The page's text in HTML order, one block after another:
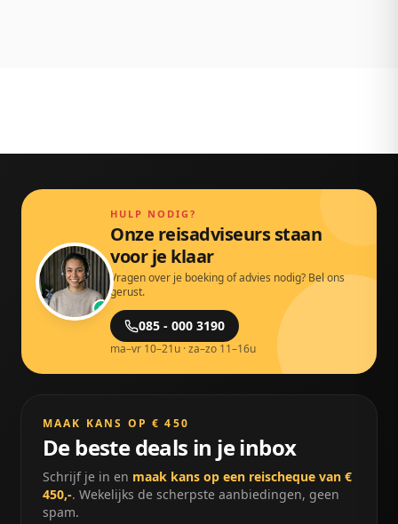
HULP NODIG?
Onze reisadviseurs staan
voor je klaar
Vragen over je boeking of advies nodig? Bel ons
gerust.
085 - 000 3190
ma–vr 10–21u · za–zo 11–16u
MAAK KANS OP € 450
De beste deals in je inbox
Schrijf je in en maak kans op een reischeque van €
450,-. Wekelijks de scherpste aanbiedingen, geen
spam.